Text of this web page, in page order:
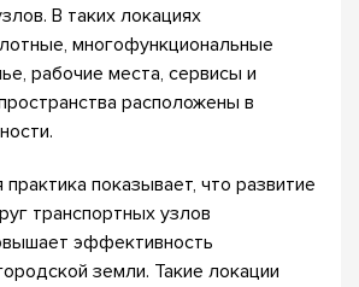
В таких локациях
многофункциональные
рабочие места, сервисы и
расположены в
показывает, что развитие
транспортных узлов
эффективность
земли. Такие локации